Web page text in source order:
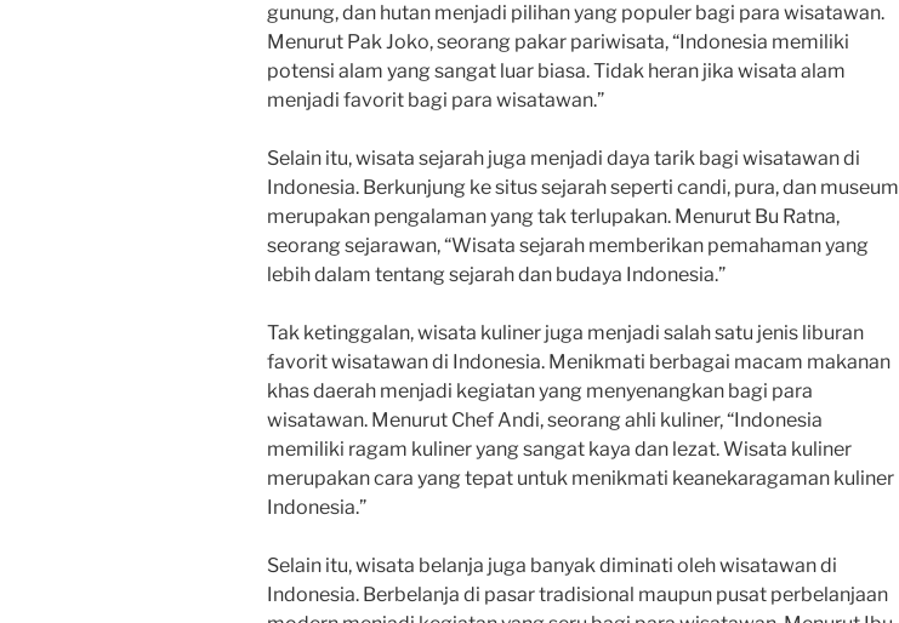
gunung, dan hutan menjadi pilihan yang populer bagi para wisatawan.
Menurut Pak Joko, seorang pakar pariwisata, “Indonesia memiliki
potensi alam yang sangat luar biasa. Tidak heran jika wisata alam
menjadi favorit bagi para wisatawan.”
Selain itu, wisata sejarah juga menjadi daya tarik bagi wisatawan di
Indonesia. Berkunjung ke situs sejarah seperti candi, pura, dan museum
merupakan pengalaman yang tak terlupakan. Menurut Bu Ratna,
seorang sejarawan, “Wisata sejarah memberikan pemahaman yang
lebih dalam tentang sejarah dan budaya Indonesia.”
Tak ketinggalan, wisata kuliner juga menjadi salah satu jenis liburan
favorit wisatawan di Indonesia. Menikmati berbagai macam makanan
khas daerah menjadi kegiatan yang menyenangkan bagi para
wisatawan. Menurut Chef Andi, seorang ahli kuliner, “Indonesia
memiliki ragam kuliner yang sangat kaya dan lezat. Wisata kuliner
merupakan cara yang tepat untuk menikmati keanekaragaman kuliner
Indonesia.”
Selain itu, wisata belanja juga banyak diminati oleh wisatawan di
Indonesia. Berbelanja di pasar tradisional maupun pusat perbelanjaan